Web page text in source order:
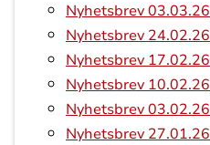
Nyhetsbrev 03.03.26
Nyhetsbrev 24.02.26
Nyhetsbrev 17.02.26
Nyhetsbrev 10.02.26
Nyhetsbrev 03.02.26
Nyhetsbrev 27.01.26